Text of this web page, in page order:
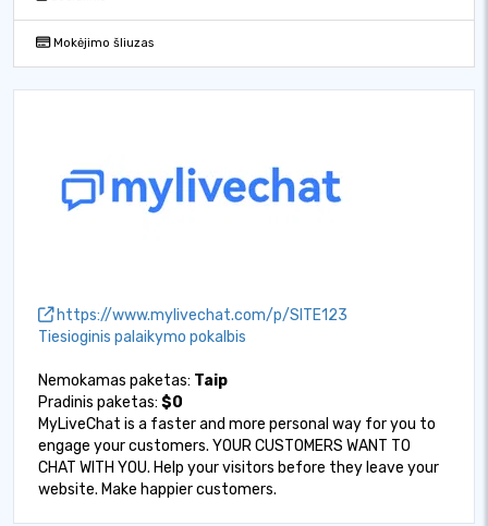
Mokėjimo šliuzas
https://www.mylivechat.com/p/SITE123
Tiesioginis palaikymo pokalbis
Nemokamas paketas: Taip
Pradinis paketas: $0
MyLiveChat is a faster and more personal way for you to
engage your customers. YOUR CUSTOMERS WANT TO
CHAT WITH YOU. Help your visitors before they leave your
website. Make happier customers.